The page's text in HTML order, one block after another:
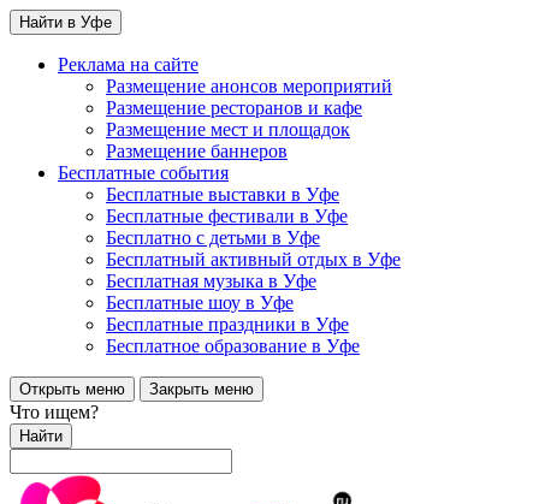
Найти в Уфе
Реклама на сайте
Размещение анонсов мероприятий
Размещение ресторанов и кафе
Размещение мест и площадок
Размещение баннеров
Бесплатные события
Бесплатные выставки в Уфе
Бесплатные фестивали в Уфе
Бесплатно с детьми в Уфе
Бесплатный активный отдых в Уфе
Бесплатная музыка в Уфе
Бесплатные шоу в Уфе
Бесплатные праздники в Уфе
Бесплатное образование в Уфе
Открыть меню Закрыть меню
Что ищем?
Найти